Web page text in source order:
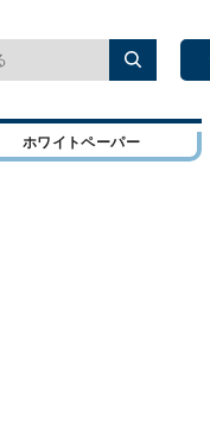
ホワイトペーパー